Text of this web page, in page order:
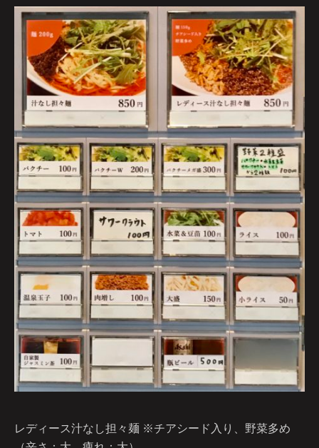
レディース汁なし担々麺 ※チアシード入り、野菜多め